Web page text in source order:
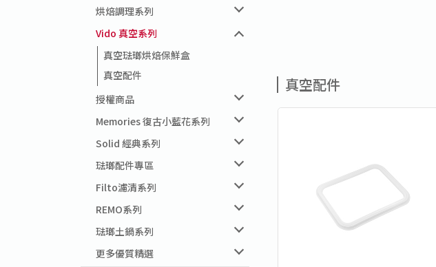
烘焙調理系列
Vido 真空系列
真空琺瑯烘焙保鮮盒
真空配件
授權商品
Memories 復古小藍花系列
Solid 經典系列
琺瑯配件專區
Filto濾清系列
REMO系列
琺瑯土鍋系列
更多優質精選
真空配件